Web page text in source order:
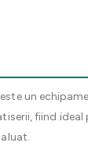
un
fiind